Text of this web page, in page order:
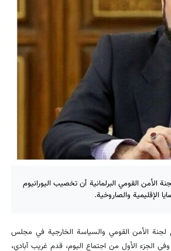
الأمن القومي البرلمانية أن تخصيب اليورانيوم
الإقليمية والصاروخية.
لجنة الأمن القومي والسياسة الخارجية في مجلس
بحضور أعضاء اللجنة، وفي الجزء الأول من اجتماع اليوم، قدم غريب آبادي،